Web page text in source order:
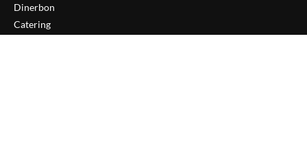
Dinerbon
Catering